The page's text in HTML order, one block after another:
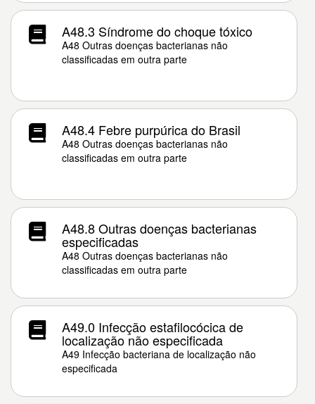
A48.3 Síndrome do choque tóxico
A48 Outras doenças bacterianas não
classificadas em outra parte
A48.4 Febre purpúrica do Brasil
A48 Outras doenças bacterianas não
classificadas em outra parte
A48.8 Outras doenças bacterianas
especificadas
A48 Outras doenças bacterianas não
classificadas em outra parte
A49.0 Infecção estafilocócica de
localização não especificada
A49 Infecção bacteriana de localização não
especificada